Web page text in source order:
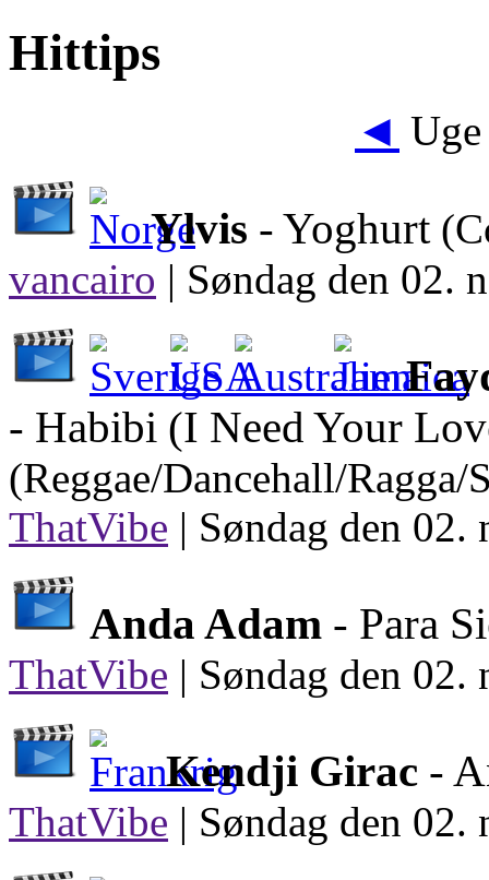
Hittips
◄
Ylvis - Yoghurt
vancairo | Søndag den 02.
- Habibi (I Need Your
(Reggae/Dancehall/Ragga/
ThatVibe | Søndag den
Anda Adam - Para
ThatVibe | Søndag den
Kendji Girac -
ThatVibe | Søndag den